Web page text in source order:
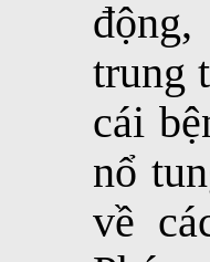
trung
cái
nổ
về